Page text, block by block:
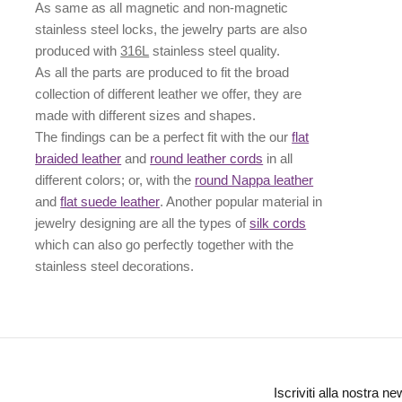
As same as all magnetic and non-magnetic
stainless steel locks, the jewelry parts are also
produced with316L stainless steel quality.
As all the parts are produced to fit the broad
collection of different leather we offer, they are
made with different sizes andshapes.
The findings can be a perfect fit with the ourflat
braided leather and round leather cords in all
different colors; or, with the round Nappa leather
andflat suede leather. Another popular material in
jewelry designing are all the types ofsilk cords
which can also go perfectly together with the
stainless steel decorations.
Iscriviti alla nostra